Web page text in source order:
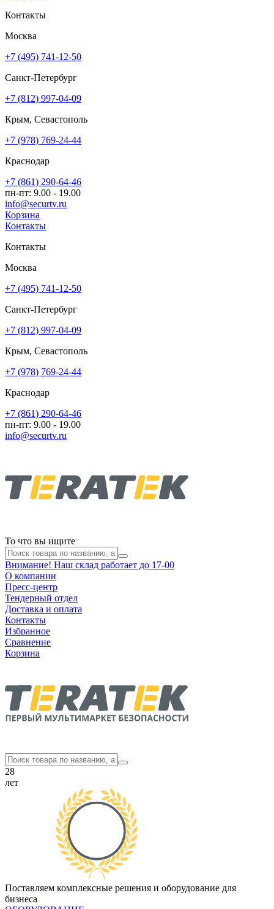
Контакты
Москва
+7 (495) 741-12-50
Санкт-Петербург
+7 (812) 997-04-09
Крым, Севастополь
+7 (978) 769-24-44
Краснодар
+7 (861) 290-64-46
пн-пт: 9.00 - 19.00
info@securtv.ru
Корзина
Контакты
Контакты
Москва
+7 (495) 741-12-50
Санкт-Петербург
+7 (812) 997-04-09
Крым, Севастополь
+7 (978) 769-24-44
Краснодар
+7 (861) 290-64-46
пн-пт: 9.00 - 19.00
info@securtv.ru
То что вы ищите
Внимание! Наш склад работает до 17-00
О компании
Пресс-центр
Тендерный отдел
Доставка и оплата
Контакты
Избранное
Сравнение
Корзина
28
лет
Поставляем комплексные решения и оборудование для
бизнеса